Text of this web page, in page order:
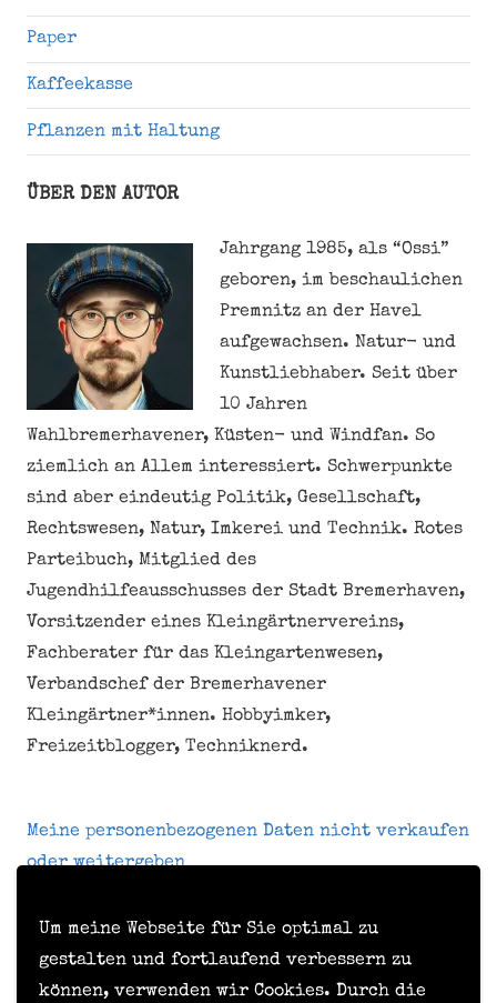
Um meine Webseite für Sie optimal zu
gestalten und fortlaufend verbessern zu
können, verwenden wir Cookies. Durch die
Paper
Kaffeekasse
Pflanzen mit Haltung
ÜBER DEN AUTOR
Jahrgang 1985, als “Ossi”
geboren, im beschaulichen
Premnitz an der Havel
aufgewachsen. Natur- und
Kunstliebhaber. Seit über
10 Jahren
Wahlbremerhavener, Küsten- und Windfan. So
ziemlich an Allem interessiert. Schwerpunkte
sind aber eindeutig Politik, Gesellschaft,
Rechtswesen, Natur, Imkerei und Technik. Rotes
Parteibuch, Mitglied des
Jugendhilfeausschusses der Stadt Bremerhaven,
Vorsitzender eines Kleingärtnervereins,
Fachberater für das Kleingartenwesen,
Verbandschef der Bremerhavener
Kleingärtner*innen. Hobbyimker,
Freizeitblogger, Techniknerd.
Meine personenbezogenen Daten nicht verkaufen
oder weitergeben
Impressum